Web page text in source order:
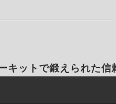
キットで鍛えられた